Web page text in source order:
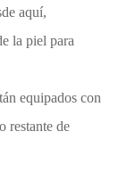
aquí,
la piel para
equipados con
restante de